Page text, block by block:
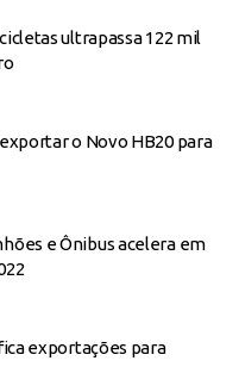
ultrapassa 122 mil
o Novo HB20 para
e Ônibus acelera em
exportações para